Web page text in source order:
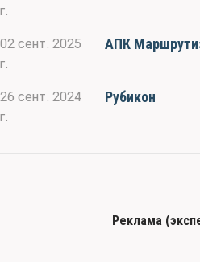
г.
02 сент. 2025
г.
АПК
26 сент. 2024
г.
Рубикон
Реклама